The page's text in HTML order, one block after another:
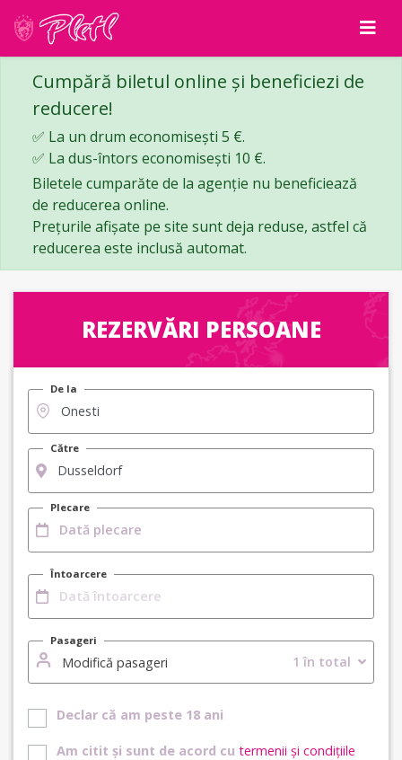
Cumpără biletul online și beneficiezi de
reducere!
✅ La un drum economisești 5 €.
✅ La dus-întors economisești 10 €.
Biletele cumparăte de la agenție nu beneficiează
de reducerea online.
Prețurile afișate pe site sunt deja reduse, astfel că
reducerea este inclusă automat.
REZERVĂRI PERSOANE
De la
Către
Plecare
Întoarcere
Pasageri
Modifică pasageri 1 în total
Declar că am peste 18 ani
Am citit și sunt de acord cu termenii și condițiile